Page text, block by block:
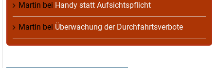
Martin bei Handy statt Aufsichtspflicht
Martin bei Überwachung der Durchfahrtsverbote